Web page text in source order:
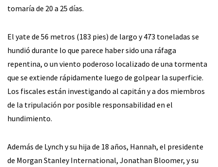
tomaría de 20 a 25 días.
El yate de 56 metros (183 pies) de largo y 473 toneladas se
hundió durante lo que parece haber sido una ráfaga
repentina, o un viento poderoso localizado de una tormenta
que se extiende rápidamente luego de golpear la superficie.
Los fiscales están investigando al capitán y a dos miembros
de la tripulación por posible responsabilidad en el
hundimiento.
Además de Lynch y su hija de 18 años, Hannah, el presidente
de Morgan Stanley International, Jonathan Bloomer, y su